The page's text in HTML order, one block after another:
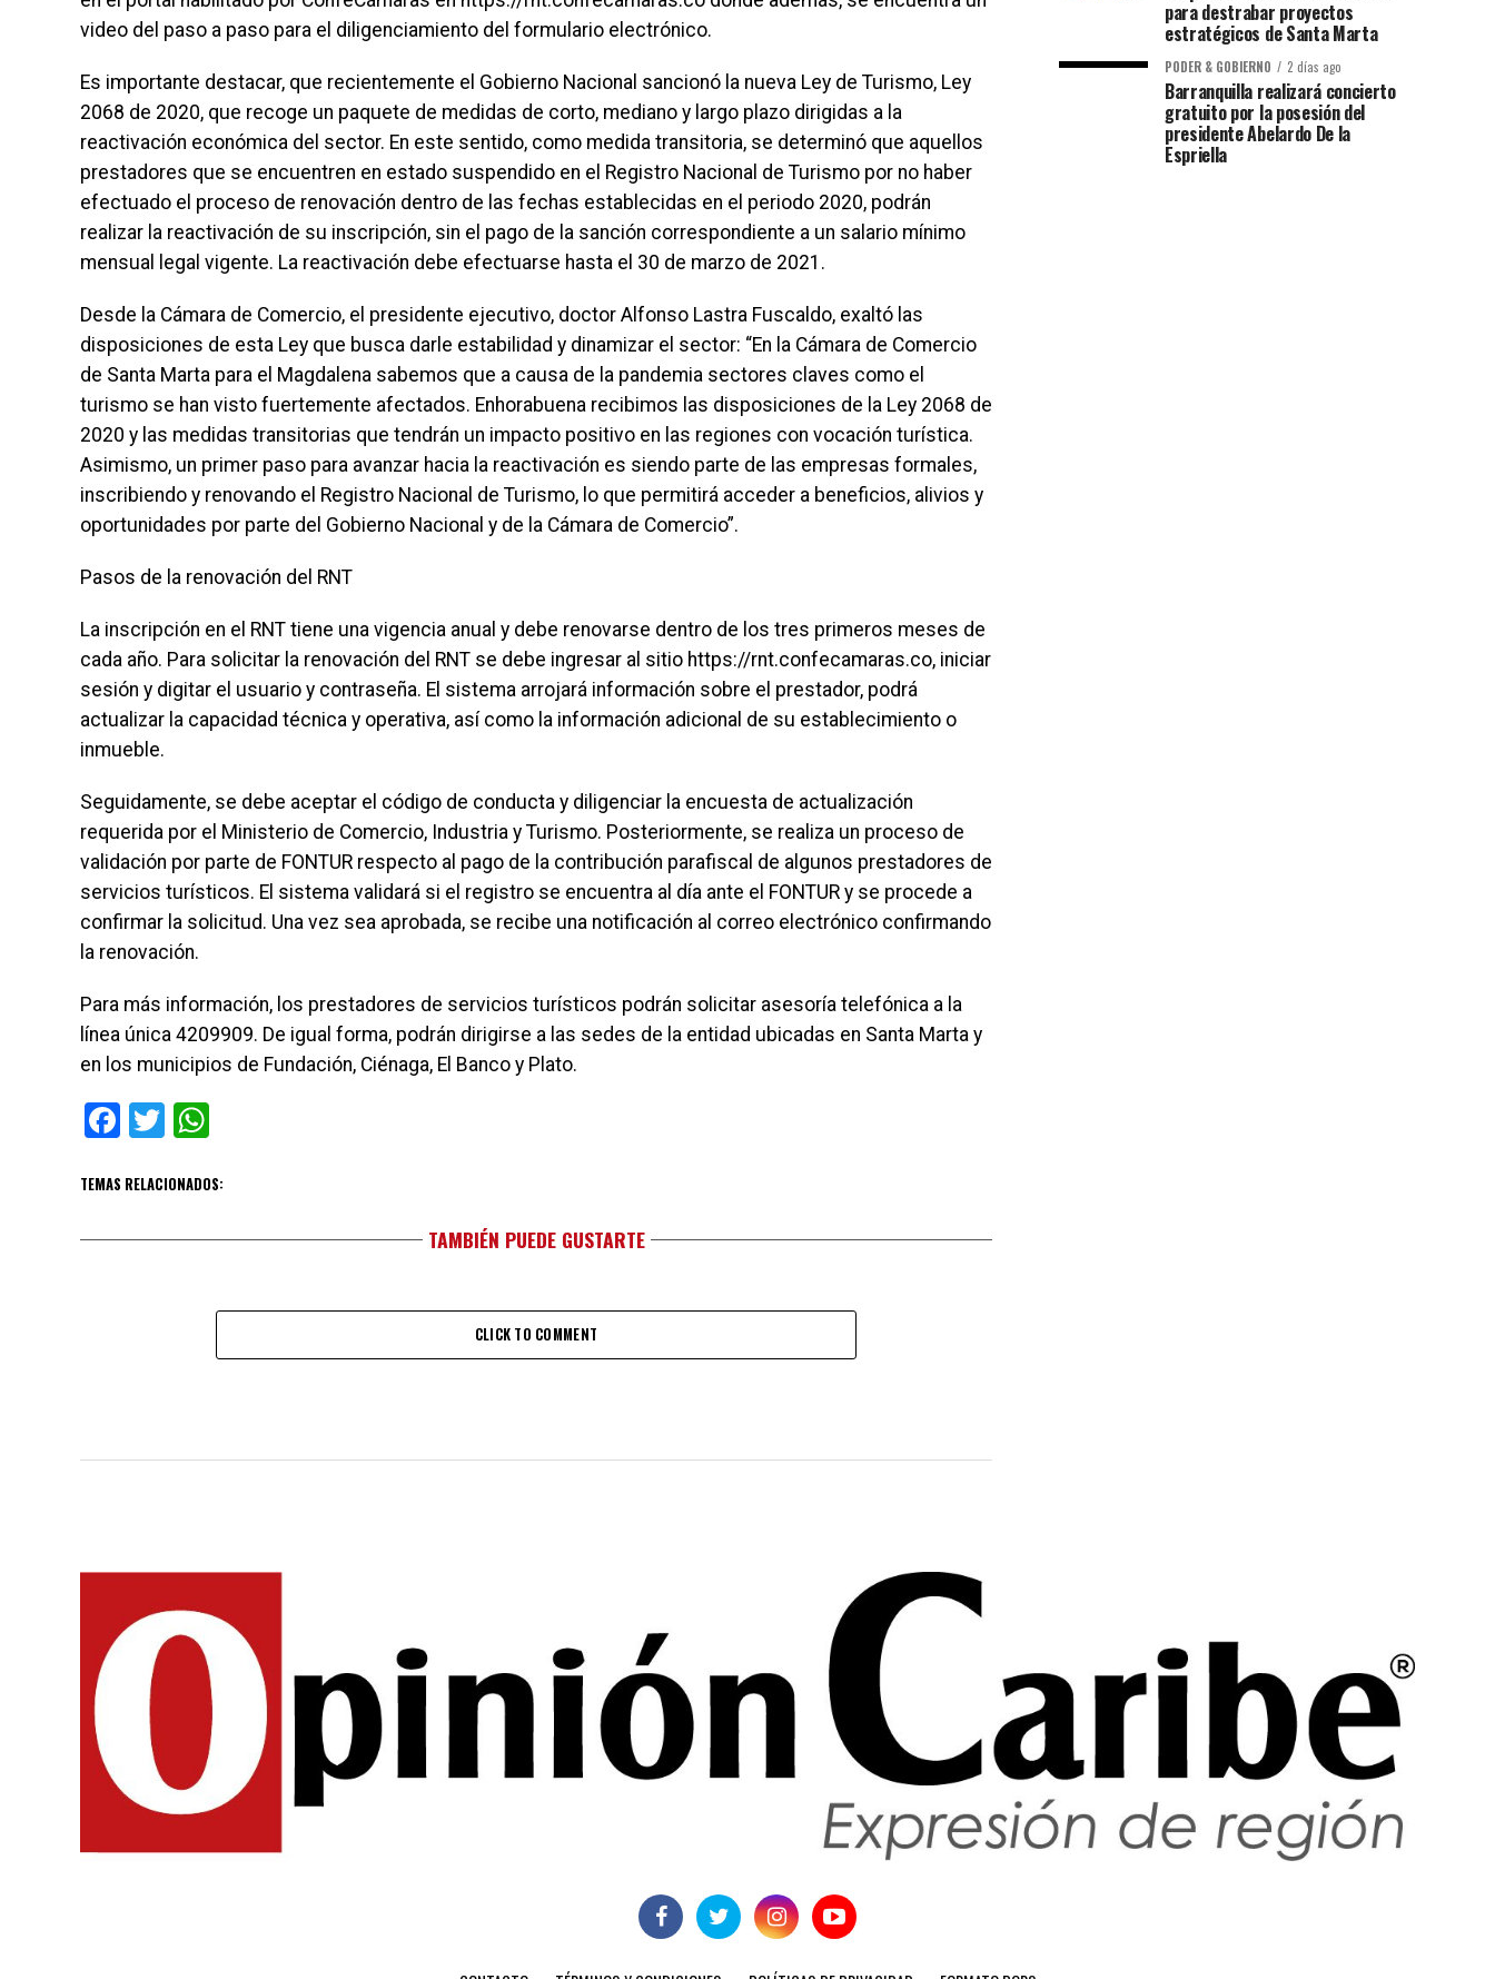
video del paso a paso para el diligenciamiento del formulario electrónico.
Es importante destacar, que recientemente el Gobierno Nacional sancionó la nueva Ley de Turismo, Ley
2068 de 2020, que recoge un paquete de medidas de corto, mediano y largo plazo dirigidas a la
reactivación económica del sector. En este sentido, como medida transitoria, se determinó que aquellos
prestadores que se encuentren en estado suspendido en el Registro Nacional de Turismo por no haber
efectuado el proceso de renovación dentro de las fechas establecidas en el periodo 2020, podrán
realizar la reactivación de su inscripción, sin el pago de la sanción correspondiente a un salario mínimo
mensual legal vigente. La reactivación debe efectuarse hasta el 30 de marzo de 2021.
Desde la Cámara de Comercio, el presidente ejecutivo, doctor Alfonso Lastra Fuscaldo, exaltó las
disposiciones de esta Ley que busca darle estabilidad y dinamizar el sector: “En la Cámara de Comercio
de Santa Marta para el Magdalena sabemos que a causa de la pandemia sectores claves como el
turismo se han visto fuertemente afectados. Enhorabuena recibimos las disposiciones de la Ley 2068 de
2020 y las medidas transitorias que tendrán un impacto positivo en las regiones con vocación turística.
Asimismo, un primer paso para avanzar hacia la reactivación es siendo parte de las empresas formales,
inscribiendo y renovando el Registro Nacional de Turismo, lo que permitirá acceder a beneficios, alivios y
oportunidades por parte del Gobierno Nacional y de la Cámara de Comercio”.
Pasos de la renovación del RNT
La inscripción en el RNT tiene una vigencia anual y debe renovarse dentro de los tres primeros meses de
cada año. Para solicitar la renovación del RNT se debe ingresar al sitio https://rnt.confecamaras.co, iniciar
sesión y digitar el usuario y contraseña. El sistema arrojará información sobre el prestador, podrá
actualizar la capacidad técnica y operativa, así como la información adicional de su establecimiento o
inmueble.
Seguidamente, se debe aceptar el código de conducta y diligenciar la encuesta de actualización
requerida por el Ministerio de Comercio, Industria y Turismo. Posteriormente, se realiza un proceso de
validación por parte de FONTUR respecto al pago de la contribución parafiscal de algunos prestadores de
servicios turísticos. El sistema validará si el registro se encuentra al día ante el FONTUR y se procede a
confirmar la solicitud. Una vez sea aprobada, se recibe una notificación al correo electrónico confirmando
la renovación.
Para más información, los prestadores de servicios turísticos podrán solicitar asesoría telefónica a la
línea única 4209909. De igual forma, podrán dirigirse a las sedes de la entidad ubicadas en Santa Marta y
en los municipios de Fundación, Ciénaga, El Banco y Plato.
Facebook
Twitter
TEMAS RELACIONADOS:
TAMBIÉN PUEDE GUSTARTE
CLICK TO COMMENT
para destrabar proyectos
estratégicos de Santa Marta
PODER & GOBIERNO 2 días ago
Barranquilla realizará concierto
gratuito por la posesión del
presidente Abelardo De la
Espriella